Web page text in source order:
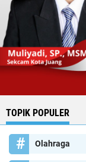
TOPIK POPULER
Olahraga